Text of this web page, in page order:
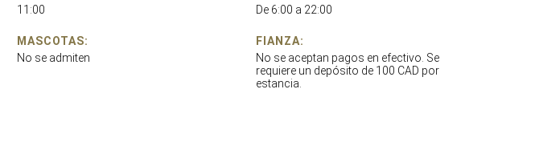
11:00
MASCOTAS:
No se admiten
De 6:00 a 22:00
FIANZA:
No se aceptan pagos en efectivo. Se
requiere un depósito de 100 CAD por
estancia.